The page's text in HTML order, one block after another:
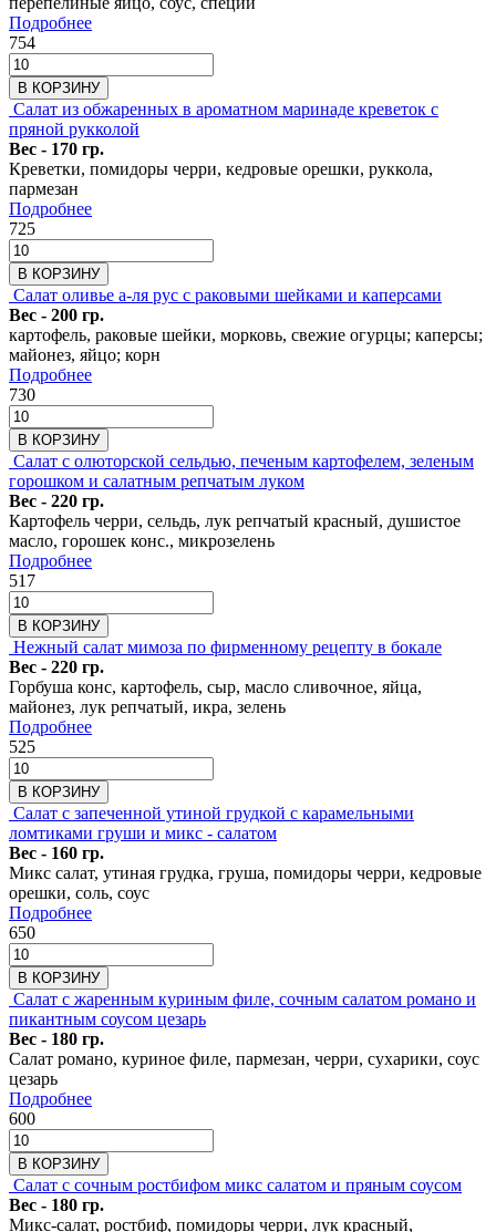
Подробнее
754
В КОРЗИНУ
Салат из обжаренных в ароматном маринаде креветок с
пряной рукколой
Вес - 170 гр.
Креветки, помидоры черри, кедровые орешки, руккола,
пармезан
Подробнее
725
В КОРЗИНУ
Салат оливье а-ля рус с раковыми шейками и каперсами
Вес - 200 гр.
картофель, раковые шейки, морковь, свежие огурцы; каперсы;
майонез, яйцо; корн
Подробнее
730
В КОРЗИНУ
Салат с олюторской сельдью, печеным картофелем, зеленым
горошком и салатным репчатым луком
Вес - 220 гр.
Картофель черри, сельдь, лук репчатый красный, душистое
масло, горошек конс., микрозелень
Подробнее
517
В КОРЗИНУ
Нежный салат мимоза по фирменному рецепту в бокале
Вес - 220 гр.
Горбуша конс, картофель, сыр, масло сливочное, яйца,
майонез, лук репчатый, икра, зелень
Подробнее
525
В КОРЗИНУ
Салат с запеченной утиной грудкой с карамельными
ломтиками груши и микс - салатом
Вес - 160 гр.
Микс салат, утиная грудка, груша, помидоры черри, кедровые
орешки, соль, соус
Подробнее
650
В КОРЗИНУ
Салат с жаренным куриным филе, сочным салатом романо и
пикантным соусом цезарь
Вес - 180 гр.
Салат романо, куриное филе, пармезан, черри, сухарики, соус
цезарь
Подробнее
600
В КОРЗИНУ
Салат с сочным ростбифом микс салатом и пряным соусом
Вес - 180 гр.
Микс-салат, ростбиф, помидоры черри, лук красный,